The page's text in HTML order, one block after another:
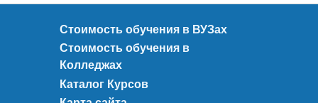
Стоимость обучения в ВУЗах
Стоимость обучения в
Колледжах
Каталог Курсов